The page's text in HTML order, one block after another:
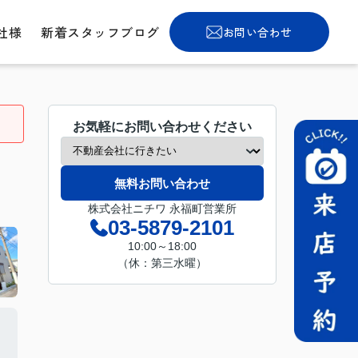
様 新着スタッフブログ お問い合わせ
お気軽にお問い合わせください
無料お問い合わせ
株式会社ニチワ 永福町営業所
03-5879-2101
10:00～18:00
（休：第三水曜）